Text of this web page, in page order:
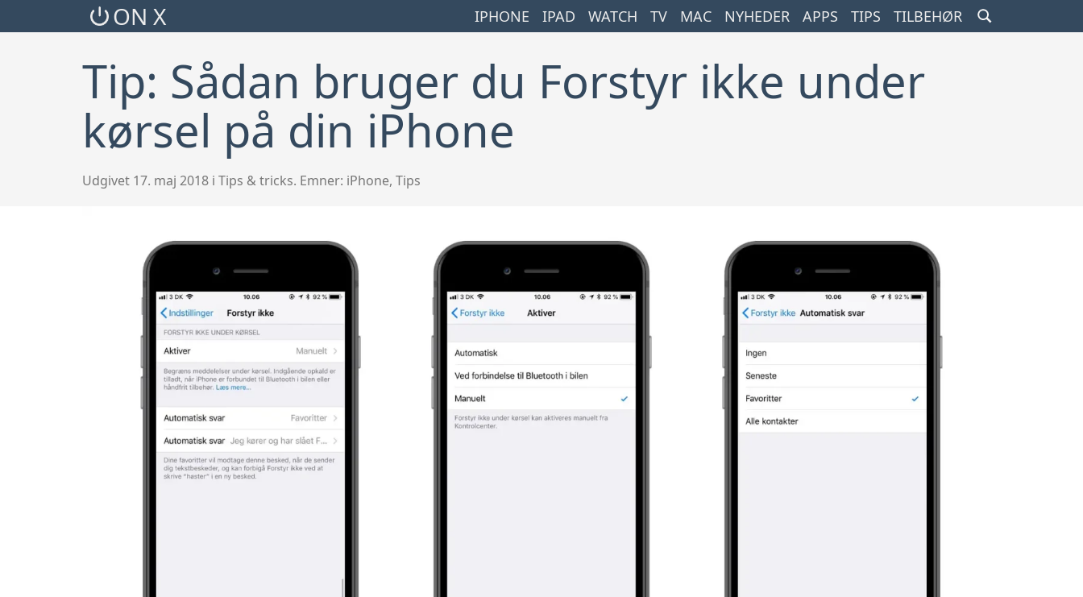
ON X IPHONE IPAD WATCH TV MAC NYHEDER APPS TIPS TILBEHØR
Tip: Sådan bruger du Forstyr ikke under
kørsel på din iPhone
Udgivet 17. maj 2018 i Tips & tricks. Emner: iPhone, Tips